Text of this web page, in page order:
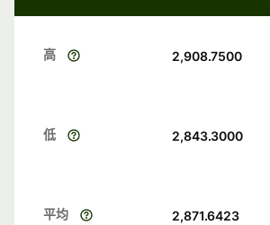
高 2,908.7500
低 2,843.3000
平均 2,871.6423